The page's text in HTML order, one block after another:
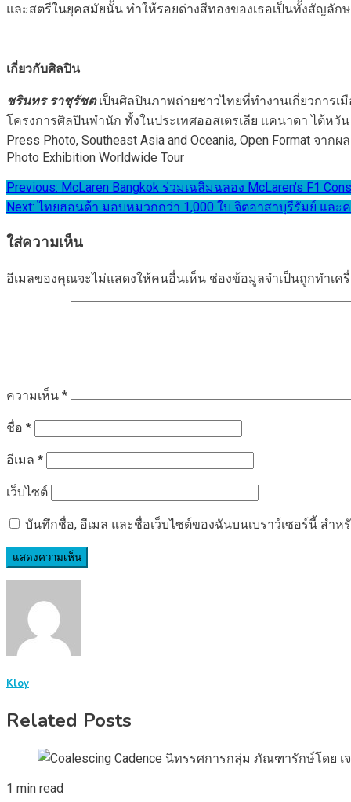
และสตรีในยุคสมัยนั้น ทำให้รอยด่างสีทองของเธอเป็นทั้งสัญ
เกี่ยวกับศิลปิน
ชรินทร ราชุรัชตเป็นศิลปินภาพถ่ายชาวไทยที่ทำงานเกี่ยวการเ
โครงการศิลปินพำนัก ทั้งในประเทศออสเตรเลีย เเคนาดา ไต้ห
Press Photo, Southeast Asia and Oceania, Open Format จ
Photo Exhibition Worldwide Tour
แนะแนว
เรื่อง
Previous: McLaren Bangkok ร่วมเฉลิมฉลอง McLaren’s F1
Next: ไทยฮอนด้า มอบหมวกกว่า 1,000 ใบ จิตอาสาบุรีรัมย์ แ
ใส่ความเห็น
อีเมลของคุณจะไม่แสดงให้คนอื่นเห็น ช่องข้อมูลจำเป็นถูกทำเค
ความเห็น *
ชื่อ *
อีเมล *
เว็บไซต์
บันทึกชื่อ, อีเมล และชื่อเว็บไซต์ของฉันบนเบราว์เซอร์นี้ สำห
Kloy
Related Posts
1 min read